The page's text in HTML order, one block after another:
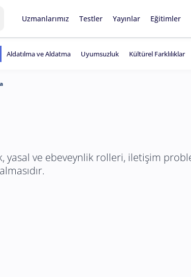
Uzmanlarımız Testler Yayınlar Eğitimler
Aldatılma ve Aldatma Uyumsuzluk Kültürel Farklılıklar
yasal ve ebeveynlik rolleri, iletişim